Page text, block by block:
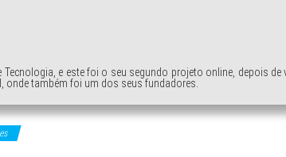
Tecnologia, e este foi o seu segundo projeto online, depois
onde também foi um dos seus fundadores.